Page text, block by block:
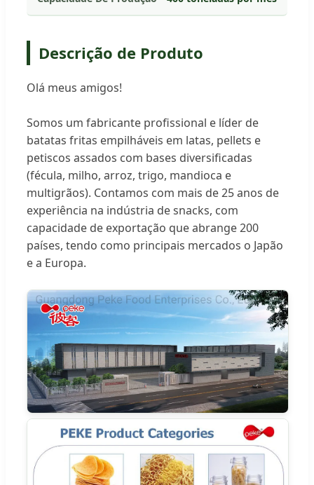
Descrição de Produto
Olá meus amigos!
Somos um fabricante profissional e líder de
batatas fritas empilháveis em latas, pellets e
petiscos assados com bases diversificadas
(fécula, milho, arroz, trigo, mandioca e
multigrãos). Contamos com mais de 25 anos de
experiência na indústria de snacks, com
capacidade de exportação que abrange 200
países, tendo como principais mercados o Japão
e a Europa.